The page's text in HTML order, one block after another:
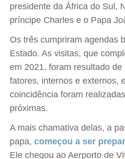
presidente da África do Sul,
príncipe Charles e o Papa
Os três cumpriram agendas
Estado. As visitas, que
em 2021, foram resultado
fatores, internos e externos,
coincidência foram
próximas.
A mais chamativa delas, a
papa, começou a ser
Ele chegou ao Aerporto de